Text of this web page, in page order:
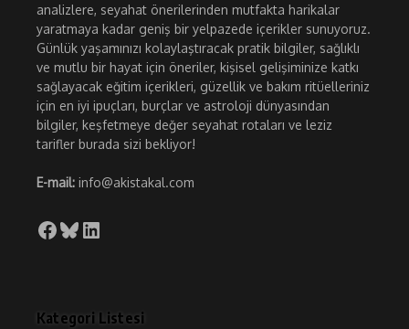
analizlere, seyahat önerilerinden mutfakta harikalar
yaratmaya kadar geniş bir yelpazede içerikler sunuyoruz.
Günlük yaşamınızı kolaylaştıracak pratik bilgiler, sağlıklı
ve mutlu bir hayat için öneriler, kişisel gelişiminize katkı
sağlayacak eğitim içerikleri, güzellik ve bakım ritüelleriniz
için en iyi ipuçları, burçlar ve astroloji dünyasından
bilgiler, keşfetmeye değer seyahat rotaları ve leziz
tarifler burada sizi bekliyor!
E-mail: info@akistakal.com
Facebook
Bluesky
LinkedIn
Kategori Listesi